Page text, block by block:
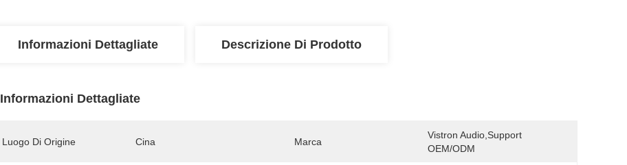
Informazioni Dettagliate Descrizione Di Prodotto
Informazioni Dettagliate
Luogo Di Origine Cina Marca
Vistron Audio,support
OEM/ODM